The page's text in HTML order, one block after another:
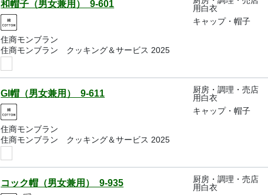
和帽子（男女兼用） 9-601
住商モンブラン
住商モンブラン クッキング＆サービス 2025
用白衣
キャップ・帽子
GI帽（男女兼用） 9-611
住商モンブラン
住商モンブラン クッキング＆サービス 2025
厨房・調理・売店
用白衣
キャップ・帽子
コック帽（男女兼用） 9-935
厨房・調理・売店
用白衣